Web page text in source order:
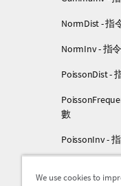
NormDist - 指
NormInv - 指
PoissonDist -
數
PoissonInv -
We use cookies to